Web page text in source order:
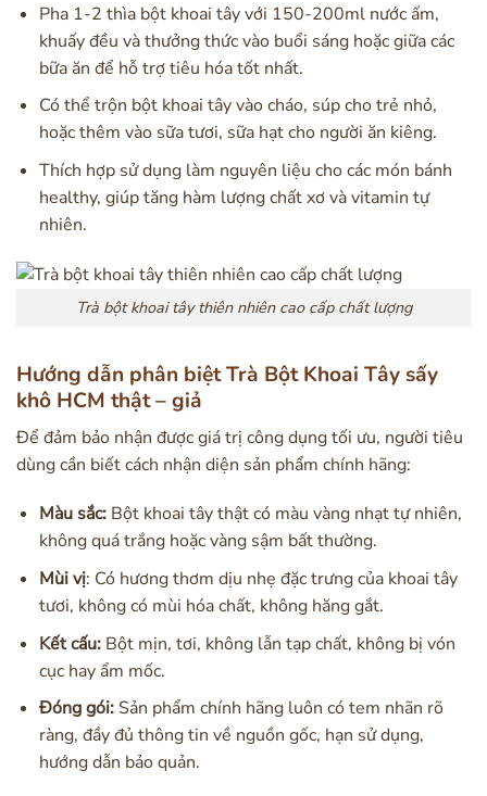
Pha 1-2 thìa bột khoai tây với 150-200ml nước ấm,
khuấy đều và thưởng thức vào buổi sáng hoặc giữa các
bữa ăn để hỗ trợ tiêu hóa tốt nhất.
Có thể trộn bột khoai tây vào cháo, súp cho trẻ nhỏ,
hoặc thêm vào sữa tươi, sữa hạt cho người ăn kiêng.
Thích hợp sử dụng làm nguyên liệu cho các món bánh
healthy, giúp tăng hàm lượng chất xơ và vitamin tự
nhiên.
Trà bột khoai tây thiên nhiên cao cấp chất lượng
Hướng dẫn phân biệt Trà Bột Khoai Tây sấy
khô HCM thật – giả
Để đảm bảo nhận được giá trị công dụng tối ưu, người tiêu
dùng cần biết cách nhận diện sản phẩm chính hãng:
Màu sắc:Bột khoai tây thật có màu vàng nhạt tự nhiên,
không quá trắng hoặc vàng sậm bất thường.
Mùi vị: Có hương thơm dịu nhẹ đặc trưng của khoai tây
tươi, không có mùi hóa chất, không hăng gắt.
Kết cấu:Bột mịn, tơi, không lẫn tạp chất, không bị vón
cục hay ẩm mốc.
Đóng gói: Sản phẩm chính hãng luôn có tem nhãn rõ
ràng, đầy đủ thông tin về nguồn gốc, hạn sử dụng,
hướng dẫn bảo quản.